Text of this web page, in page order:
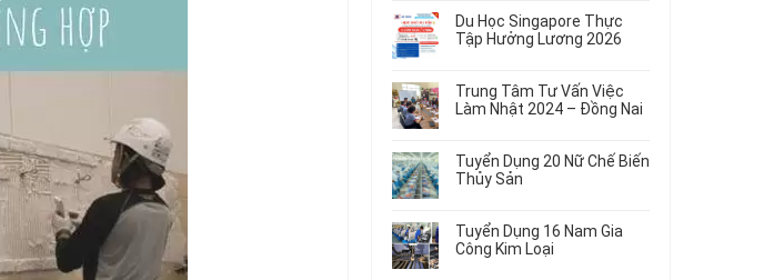
Áo
Thun
Tạo
Đầu
Điện
Dùng
Tô
Máy
Tuyển
Dụng
04
Gia
Công
Chi
Tiết
có
bình
luận
Đơn
Hàng
Nữ
Nhật
Mới
Nhất
Du Học Singapore Thực
Tập Hưởng Lương 2026
có
bình
luận
Du
Học
Singapore
Tập
Hưởng
Lương
Trung Tâm Tư Vấn Việc
Làm Nhật 2024 – Đồng Nai
có
bình
luận
Trung
Tâm
Tư
Tuyển Dụng 20 Nữ Chế Biến
Thủy Sản
có
bình
luận
Tuyển Dụng 16 Nam Gia
Công Kim Loại